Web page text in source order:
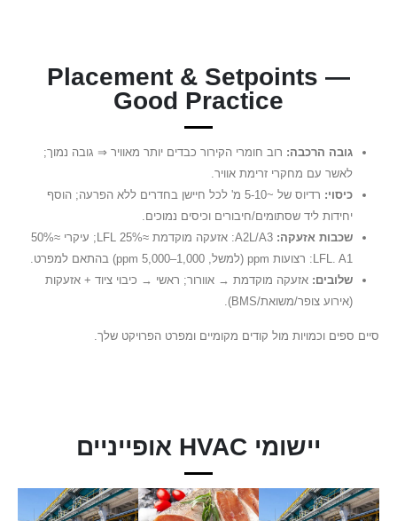
Placement & Setpoints —
Good Practice
גובה הרכבה: רוב חומרי הקירור כבדים יותר מאוויר ⇒ גובה נמוך;
לאשר עם מחקרי זרימת אוויר.
כיסוי:
רדיוס של ~5-10 מ' לכל חיישן בחדרים ללא הפרעה; הוסף
יחידות ליד שסתומים/חיבורים וכיסים נמוכים.
שכבות אזעקה:
A2L/A3: אזעקה מוקדמת ≈25% LFL; עיקרי ≈50%
LFL. A1: רצועות ppm (למשל, 1,000–5,000 ppm) בהתאם למפרט.
שלובים: אזעקה מוקדמת → אוורור; ראשי → כיבוי ציוד + אזעקות
(אירוע צופר/משואת/BMS).
סיים ספים וכמויות מול קודים מקומיים ומפרט הפרויקט שלך.
יישומי HVAC אופייניים